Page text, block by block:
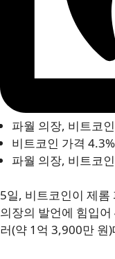
파월 의장, 비트코
비트코인 가격
파월 의장, 비트코
5일, 비트코인이 제롬
의장의 발언에 힘입
러(약 1억 3,900만 원